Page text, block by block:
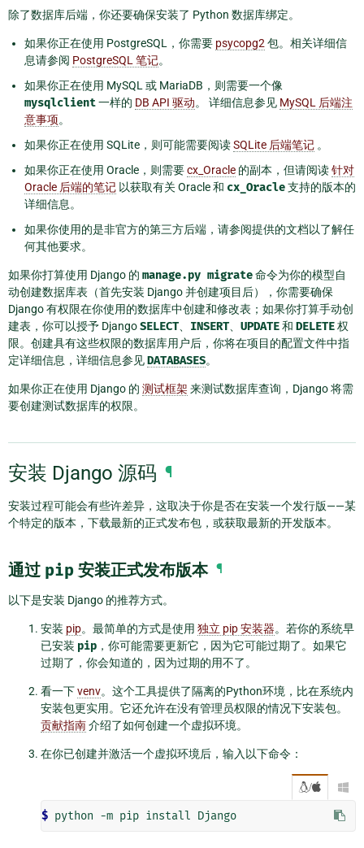
除了数据库后端，你还要确保安装了 Python 数据库绑定。
如果你正在使用 PostgreSQL，你需要 psycopg2 包。相关详细信
息请参阅 PostgreSQL 笔记。
如果你正在使用 MySQL 或 MariaDB，则需要一个像
mysqlclient一样的 DB API 驱动。 详细信息参见 MySQL 后端注
意事项。
如果你正在使用 SQLite，则可能需要阅读SQLite 后端笔记 。
如果你正在使用 Oracle，则需要cx_Oracle 的副本，但请阅读针对
Oracle 后端的笔记 以获取有关 Oracle 和 cx_Oracle支持的版本的
详细信息。
如果你使用的是非官方的第三方后端，请参阅提供的文档以了解任
何其他要求。
如果你打算使用 Django 的 manage.py migrate命令为你的模型自
动创建数据库表（首先安装 Django 并创建项目后），你需要确保
Django 有权限在你使用的数据库中创建和修改表；如果你打算手动创
建表，你可以授予 DjangoSELECT INSERT UPDATE和 DELETE权
限。创建具有这些权限的数据库用户后，你将在项目的配置文件中指
定详细信息，详细信息参见DATABASES。
如果你正在使用 Django 的 测试框架 来测试数据库查询，Django 将需
要创建测试数据库的权限。
安装 Django 源码 ¶
安装过程可能会有些许差异，这取决于你是否在安装一个发行版——某
个特定的版本，下载最新的正式发布包，或获取最新的开发版本。
通过 pip 安装正式发布版本 ¶
以下是安装 Django 的推荐方式。
安装 pip。最简单的方式是使用 独立 pip 安装器。若你的系统早
已安装 pip ，你可能需要更新它，因为它可能过期了。如果它
过期了，你会知道的，因为过期的用不了。
看一下venv。这个工具提供了隔离的Python环境，比在系统内
安装包更实用。它还允许在没有管理员权限的情况下安装包。
贡献指南介绍了如何创建一个虚拟环境。
在你已创建并激活一个虚拟环境后，输入以下命令：
/ 
$